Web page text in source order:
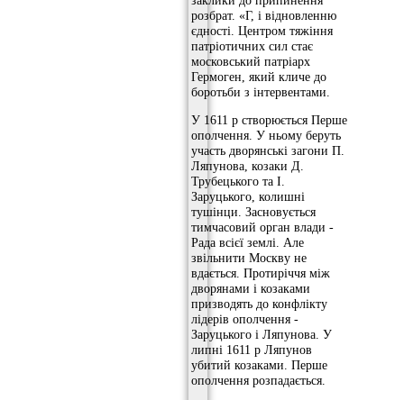
розбрат. «Г, і відновленню
єдності. Центром тяжіння
патріотичних сил стає
московський патріарх
Гермоген, який кличе до
боротьби з інтервентами.
У 1611 р створюється Перше
ополчення. У ньому беруть
участь дворянські загони П.
Ляпунова, козаки Д.
Трубецького та І.
Заруцького, колишні
тушінци. Засновується
тимчасовий орган влади -
Рада всієї землі. Але
звільнити Москву не
вдається. Протиріччя між
дворянами і козаками
призводять до конфлікту
лідерів ополчення -
Заруцького і Ляпунова. У
липні 1611 р Ляпунов
убитий козаками. Перше
ополчення розпадається.